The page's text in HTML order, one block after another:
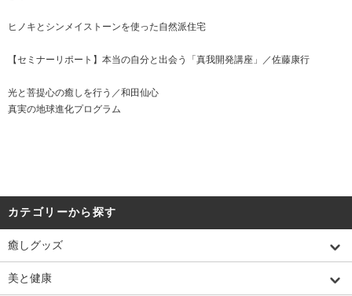
ヒノキとシンメイストーンを使った自然派住宅
【セミナーリポート】本当の自分と出会う「真我開発講座」／佐藤康行
光と菩提心の癒しを行う／和田仙心
真実の地球進化プログラム
カテゴリーから探す
癒しグッズ
美と健康